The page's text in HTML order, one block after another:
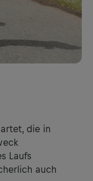
die in
Laufs
auch